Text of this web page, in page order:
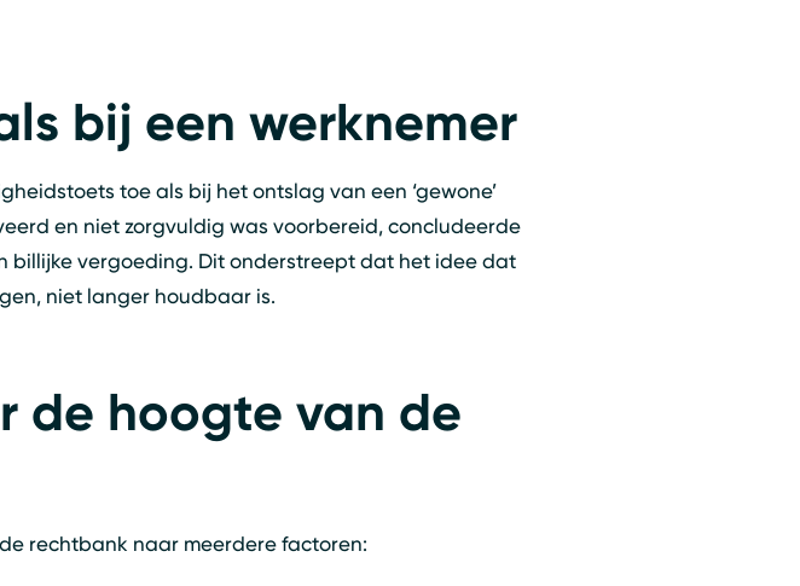
bij een werknemer
toe als bij het ontslag van een ‘gewone’
en niet zorgvuldig was voorbereid, concludeerde
vergoeding. Dit onderstreept dat het idee dat
niet langer houdbaar is.
de hoogte van de
rechtbank naar meerdere factoren: